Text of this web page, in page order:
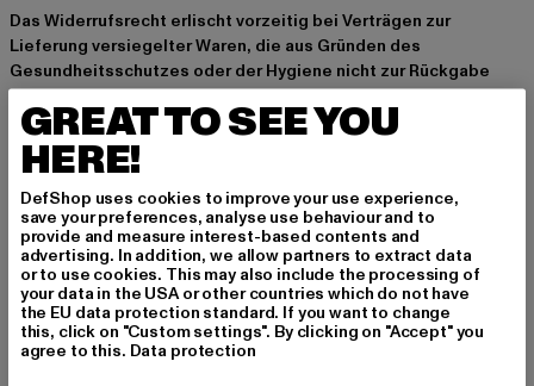
Das Widerrufsrecht erlischt vorzeitig bei Verträgen zur
Lieferung versiegelter Waren, die aus Gründen des
Gesundheitsschutzes oder der Hygiene nicht zur Rückgabe
geeignet sind, wenn ihre Versiegelung nach der Lieferung
entfernt wurde.
MUSTER-WIDERRUFSFORMULAR
(Wenn Sie den Vertrag widerrufen wollen, dann füllen Sie bitte
dieses Formular aus und senden Sie es zurück)
An DefShop Gmbh, Dr.-Robert-Murjahn-Straße 11, 64372 Ober-
GREAT TO SEE YOU
HERE!
DefShop uses cookies to improve your use experience,
save your preferences, analyse use behaviour and to
provide and measure interest-based contents and
advertising. In addition, we allow partners to extract data
or to use cookies. This may also include the processing of
your data in the USA or other countries which do not have
the EU data protection standard. If you want to change
this, click on "Custom settings". By clicking on "Accept" you
agree to this. Data protection